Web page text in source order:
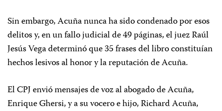
Sin embargo, Acuña nunca ha sido condenado por esos
delitos y, en un fallo judicial de 49 páginas, el juez Raúl
Jesús Vega determinó que 35 frases del libro constituían
hechos lesivos al honor y la reputación de Acuña.
El CPJ envió mensajes de voz al abogado de Acuña,
Enrique Ghersi, y a su vocero e hijo, Richard Acuña,